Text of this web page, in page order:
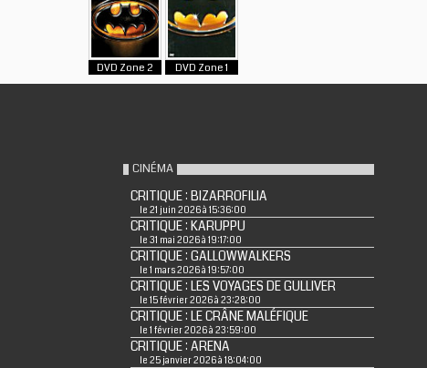
DVD Zone 2 DVD Zone 1
CINÉMA
CRITIQUE : BIZARROFILIA
le 21 juin 2026 à 15:36:00
CRITIQUE : KARUPPU
le 31 mai 2026 à 19:17:00
CRITIQUE : GALLOWWALKERS
le 1 mars 2026 à 19:57:00
CRITIQUE : LES VOYAGES DE GULLIVER
le 15 février 2026 à 23:28:00
CRITIQUE : LE CRÂNE MALÉFIQUE
le 1 février 2026 à 23:59:00
CRITIQUE : ARENA
le 25 janvier 2026 à 18:04:00